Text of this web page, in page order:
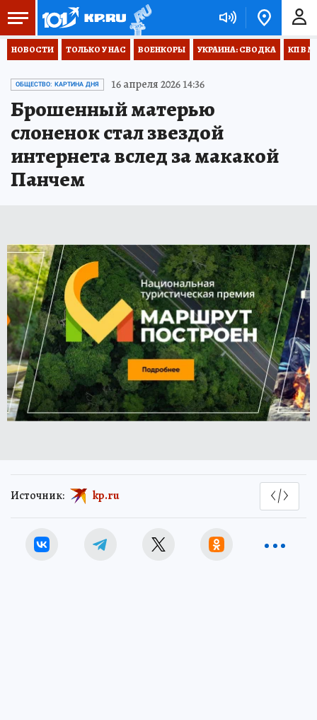
НОВОСТИ ТОЛЬКО У НАС ВОЕНКОРЫ УКРАИНА: СВОДКА КП В
ОБЩЕСТВО: КАРТИНА ДНЯ 16 апреля 2026 14:36
Брошенный матерью
слоненок стал звездой
интернета вслед за макакой
Панчем
Источник: kp.ru